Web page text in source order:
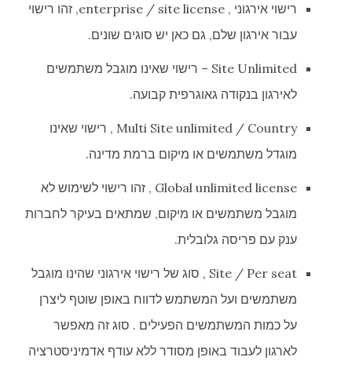
רישוי אירגוני , enterprise / site license, זהו רישוי
עבור אירגון שלם, גם כאן יש סוגים שונים.
Site Unlimited – רישוי שאינו מוגבל משתמשים
לאירגון בנקודה גאוגרפית קבועה.
Multi Site unlimited / Country , רישוי שאינו
מוגדל משתמשים או מיקום ברמת מדינה.
Global unlimited license , זהו רישוי לשימוש לא
מוגבל משתמשים או מיקום, שמתאים בעיקר לחברות
ענק עם פריסה גלובלית.
Site / Per seat , סוג של רישוי אירגוני שהינו מוגבל
משתמשים ועל המשתמש לדווח באופן שוטף ליצרן
על כמות המשתמשים הפעילים . סוג זה מאפשר
לארגון לעבוד באופן מסודר ללא עודף אדמיניסטרציה